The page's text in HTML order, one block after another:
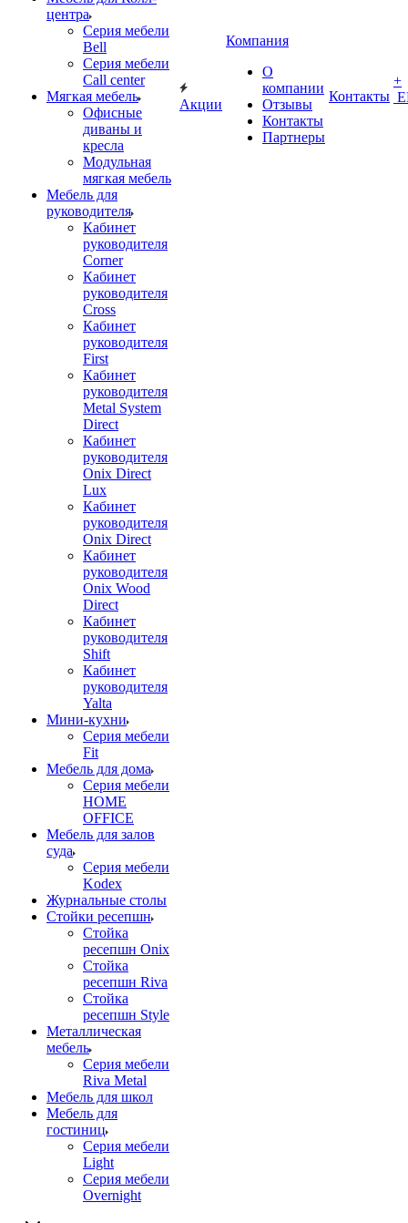
центра
Серия мебели
Bell
Серия мебели
Call center
Мягкая мебель
Офисные
диваны и
кресла
Модульная
мягкая мебель
Мебель для
руководителя
Кабинет
руководителя
Corner
Кабинет
руководителя
Cross
Кабинет
руководителя
First
Кабинет
руководителя
Metal System
Direct
Кабинет
руководителя
Onix Direct
Lux
Кабинет
руководителя
Onix Direct
Кабинет
руководителя
Onix Wood
Direct
Кабинет
руководителя
Shift
Кабинет
руководителя
Yalta
Мини-кухни
Серия мебели
Fit
Мебель для дома
Серия мебели
HOME
OFFICE
Мебель для залов
суда
Серия мебели
Kodex
Журнальные столы
Стойки ресепшн
Стойка
ресепшн Onix
Стойка
ресепшн Riva
Стойка
ресепшн Style
Металлическая
мебель
Серия мебели
Riva Metal
Мебель для школ
Мебель для
гостиниц
Серия мебели
Light
Серия мебели
Overnight
Акции
Компания
О
компании
Отзывы
Контакты
Партнеры
Контакты
+